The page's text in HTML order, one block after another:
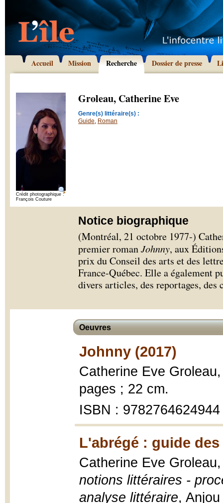
Accueil Mission Recherche Dossier de presse
Crédit photographique :
François Couture
Groleau, Catherine Eve
Genre(s) littéraire(s) :
Guide, Roman
Notice biographique
(Montréal, 21 octobre 1977-)
premier romanJohnny, aux
prix du Conseil des arts et des
France-Québec. Elle a également
divers articles, des reportages,
Oeuvres
Johnny (2017)
Catherine Eve
pages ; 22 cm.
ISBN : 9782764624944
L'abrégé : guide
Catherine Eve
notions littéraires -
analyse littéraire,